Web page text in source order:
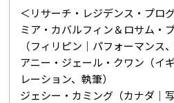
＜リサーチ・レジデンス・プロ
ミア・カバルフィン＆ロサム・
（フィリピン｜パフォーマンス
アニー・ジェール・クワン（イ
レーション、執筆）
ジェシー・カミング（カナダ｜